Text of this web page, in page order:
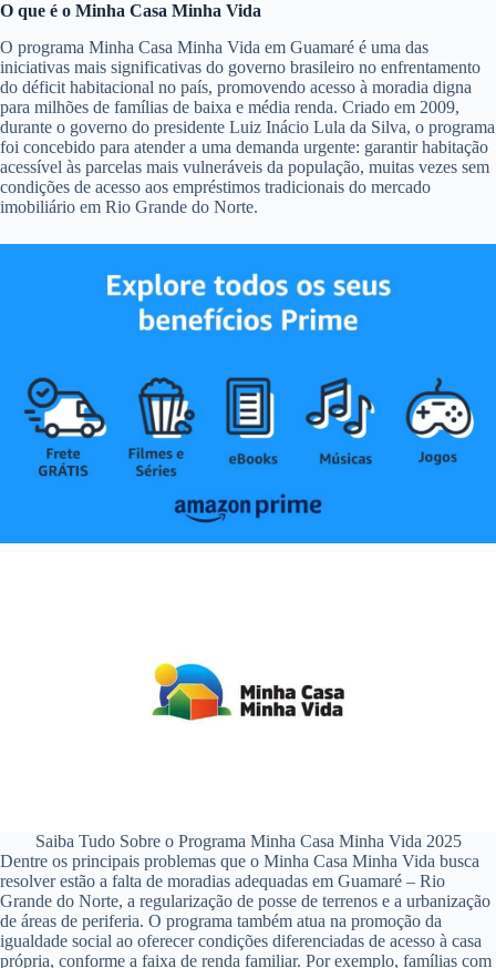
O que é o Minha Casa Minha Vida
O programa Minha Casa Minha Vida em Guamaré é uma das
iniciativas mais significativas do governo brasileiro no enfrentamento
do déficit habitacional no país, promovendo acesso à moradia digna
para milhões de famílias de baixa e média renda. Criado em 2009,
durante o governo do presidente Luiz Inácio Lula da Silva, o programa
foi concebido para atender a uma demanda urgente: garantir habitação
acessível às parcelas mais vulneráveis da população, muitas vezes sem
condições de acesso aos empréstimos tradicionais do mercado
imobiliário em Rio Grande do Norte.
Saiba Tudo Sobre o Programa Minha Casa Minha Vida 2025
Dentre os principais problemas que o Minha Casa Minha Vida busca
resolver estão a falta de moradias adequadas em Guamaré – Rio
Grande do Norte, a regularização de posse de terrenos e a urbanização
de áreas de periferia. O programa também atua na promoção da
igualdade social ao oferecer condições diferenciadas de acesso à casa
própria, conforme a faixa de renda familiar. Por exemplo, famílias com